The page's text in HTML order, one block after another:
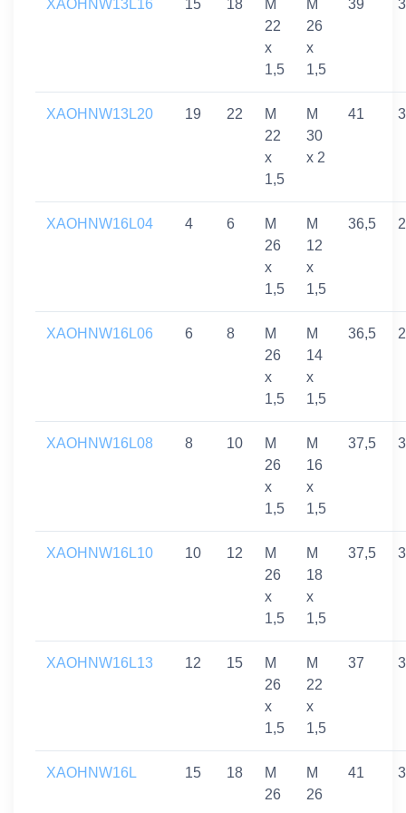
XAOHNW13L16 15 18
M
22
x
1,5
M
26
x
1,5
39
XAOHNW13L20 19 22
M
22
x
1,5
M
30
x 2
41
XAOHNW16L04 4 6
M
26
x
1,5
M
12
x
1,5
36,5
XAOHNW16L06 6 8
M
26
x
1,5
M
14
x
1,5
36,5
XAOHNW16L08 8 10
M
26
x
1,5
M
16
x
1,5
37,5
XAOHNW16L10 10 12
M
26
x
1,5
M
18
x
1,5
37,5
XAOHNW16L13 12 15
M
26
x
1,5
M
22
x
1,5
37
XAOHNW16L 15 18
M
26
M
26
41